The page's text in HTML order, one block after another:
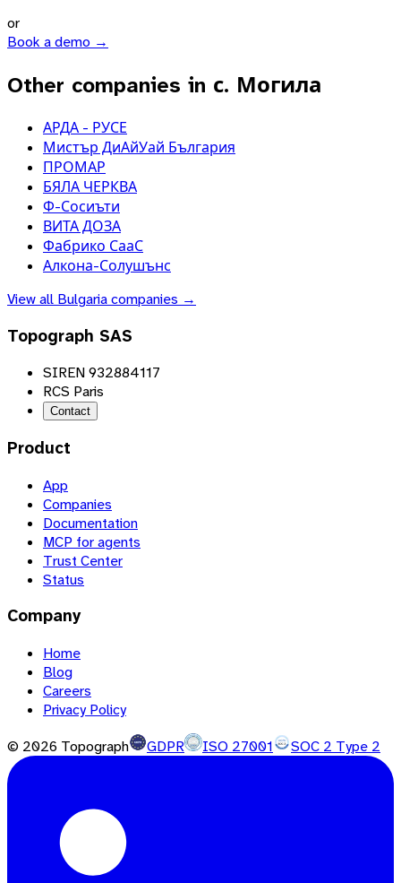
or
Book a demo →
Other companies in с. Могила
АРДА - РУСЕ
Мистър ДиАйУай България
ПРОМАР
БЯЛА ЧЕРКВА
Ф-Сосиъти
ВИТА ДОЗА
Фабрико СааС
Алкона-Солушънс
View all Bulgariacompanies →
Topograph SAS
SIREN 932884117
RCS Paris
Contact
Product
App
Companies
Documentation
MCP for agents
Trust Center
Status
Company
Home
Blog
Careers
Privacy Policy
© 2026 Topograph GDPR ISO 27001 SOC 2 Type 2